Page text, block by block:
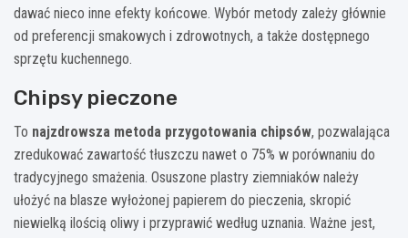
dawać nieco inne efekty końcowe. Wybór metody zależy głównie
od preferencji smakowych i zdrowotnych, a także dostępnego
sprzętu kuchennego.
Chipsy pieczone
To najzdrowsza metoda przygotowania chipsów, pozwalająca
zredukować zawartość tłuszczu nawet o 75% w porównaniu do
tradycyjnego smażenia. Osuszone plastry ziemniaków należy
ułożyć na blasze wyłożonej papierem do pieczenia, skropić
niewielką ilością oliwy i przyprawić według uznania. Ważne jest,